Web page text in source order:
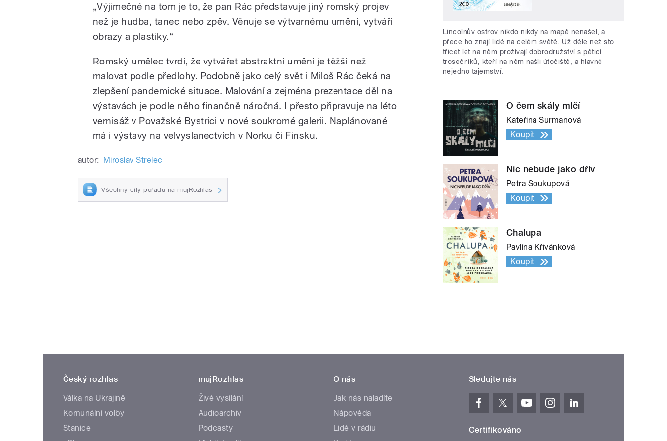
„Výjimečné na tom je to, že pan Rác představuje jiný romský projev
než je hudba, tanec nebo zpěv. Věnuje se výtvarnému umění, vytváří
obrazy a plastiky.“
Romský umělec tvrdí, že vytvářet abstraktní umění je těžší než
malovat podle předlohy. Podobně jako celý svět i Miloš Rác čeká na
zlepšení pandemické situace. Malování a zejména prezentace děl na
výstavách je podle něho finančně náročná. I přesto připravuje na léto
vernisáž v Považské Bystrici v nové soukromé galerii. Naplánované
má i výstavy na velvyslanectvích v Norku či Finsku.
autor: Miroslav Strelec
Všechny díly pořadu na mujRozhlas
Lincolnův ostrov nikdo nikdy na mapě nenašel, a
přece ho znají lidé na celém světě. Už déle než sto
třicet let na něm prožívají dobrodružství s pěticí
trosečníků, kteří na něm našli útočiště, a hlavně
nejedno tajemství.
O čem skály mlčí
Kateřina Surmanová
Koupit
Nic nebude jako dřív
Petra Soukupová
Koupit
Chalupa
Pavlína Křivánková
Koupit
Český rozhlas
Válka na Ukrajině
Komunální volby
Stanice
mujRozhlas
Živé vysílání
Audioarchiv
Podcasty
O nás
Jak nás naladíte
Nápověda
Lidé v rádiu
Sledujte nás
Certifikováno